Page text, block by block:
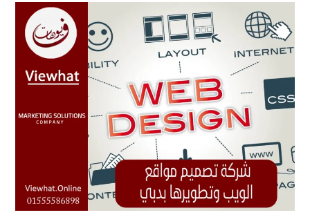
تصميم
وتطوير
مواقع
بدبي